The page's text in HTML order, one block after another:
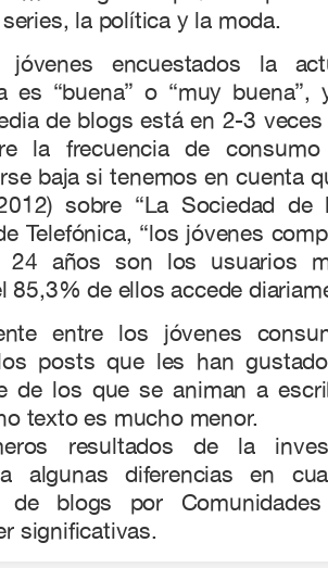
la política y la moda.
jóvenes encuestados la
es “buena” o “muy
de blogs está en 2-3
la frecuencia de
baja si tenemos en cuenta
sobre “La Sociedad de
Telefónica, “los jóvenes
años son los usuarios
85,3% de ellos accede
entre los jóvenes
posts que les han
de los que se animan a
texto es mucho menor.
resultados de la
algunas diferencias en
de blogs por
significativas.